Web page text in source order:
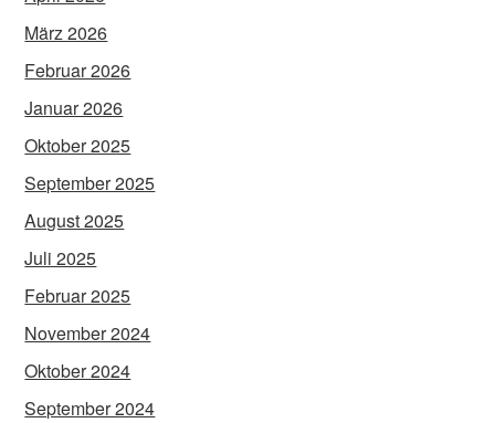
März 2026
Februar 2026
Januar 2026
Oktober 2025
September 2025
August 2025
Juli 2025
Februar 2025
November 2024
Oktober 2024
September 2024